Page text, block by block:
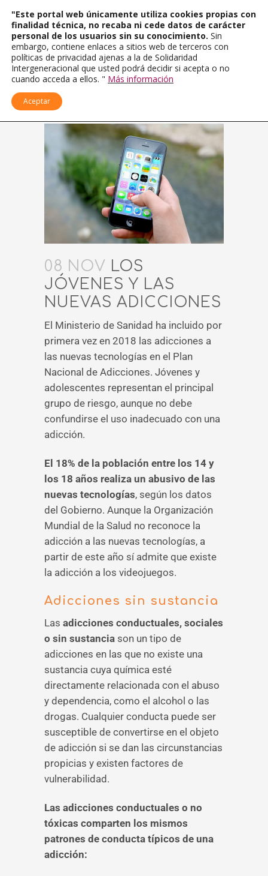
08 NOV LOS
JÓVENES Y LAS
NUEVAS ADICCIONES
El Ministerio de Sanidad ha incluido por
primera vez en 2018 las adicciones a
las nuevas tecnologías en el Plan
Nacional de Adicciones. Jóvenes y
adolescentes representan el principal
grupo de riesgo, aunque no debe
confundirse el uso inadecuado con una
adicción.
El 18% de la población entre los 14 y
los 18 años realiza un abusivo de las
nuevas tecnologías, según los datos
del Gobierno. Aunque la Organización
Mundial de la Salud no reconoce la
adicción a las nuevas tecnologías, a
partir de este año sí admite que existe
la adicción a los videojuegos.
Adicciones sin sustancia
Las adicciones conductuales, sociales
o sin sustancia son un tipo de
adicciones en las que no existe una
sustancia cuya química esté
directamente relacionada con el abuso
y dependencia, como el alcohol o las
drogas. Cualquier conducta puede ser
susceptible de convertirse en el objeto
de adicción si se dan las circunstancias
propicias y existen factores de
vulnerabilidad.
Las adicciones conductuales o no
tóxicas comparten los mismos
patrones de conducta típicos de una
adicción:
"Este portal web únicamente utiliza cookies propias con
finalidad técnica, no recaba ni cede datos de carácter
personal de los usuarios sin su conocimiento. Sin
embargo, contiene enlaces a sitios web de terceros con
políticas de privacidad ajenas a la de Solidaridad
Intergeneracional que usted podrá decidir si acepta o no
cuando acceda a ellos. " Más información
Aceptar